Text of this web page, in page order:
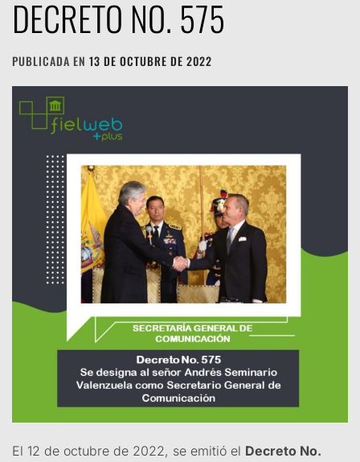
DECRETO NO. 575
PUBLICADA EN 13 DE OCTUBRE DE 2022
El 12 de octubre de 2022, se emitió el Decreto No.